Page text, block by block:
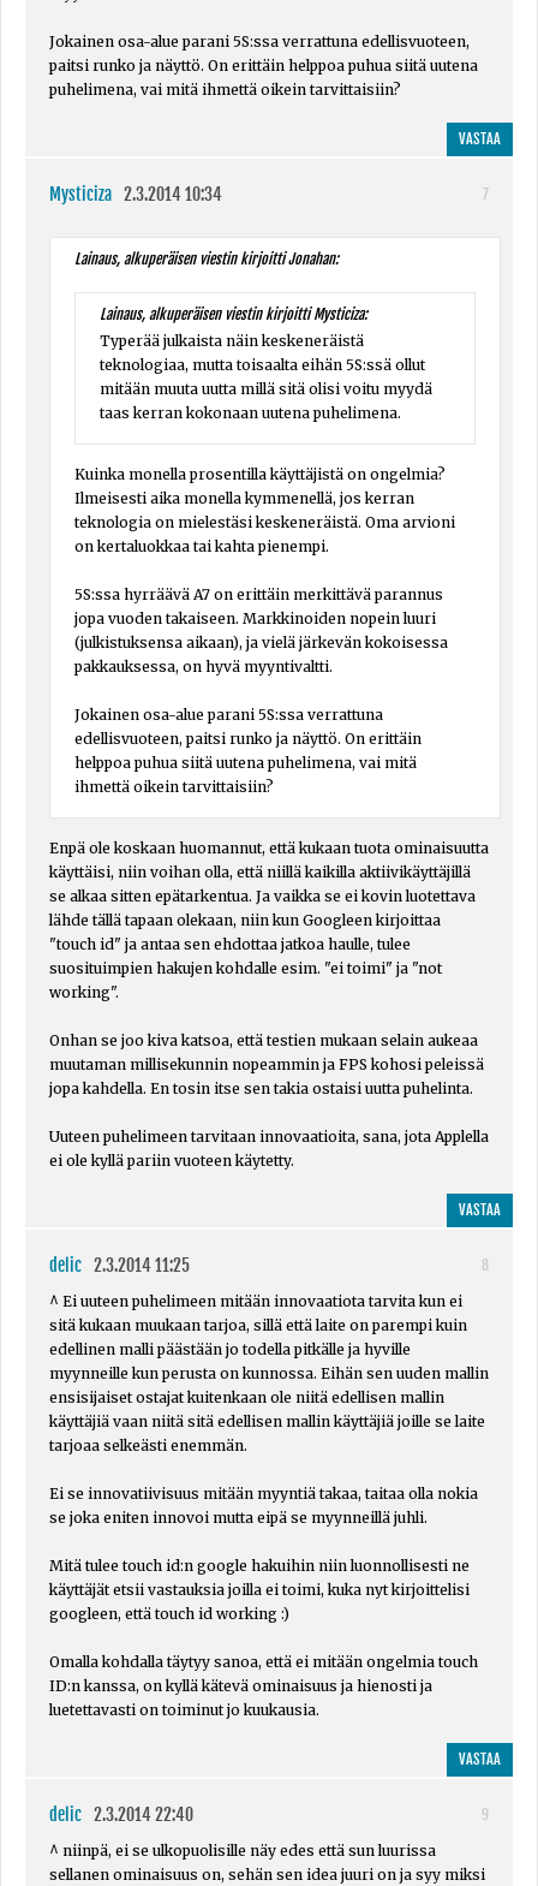
Jokainen osa-alue parani 5S:ssa verrattuna edellisvuoteen,
paitsi runko ja näyttö. On erittäin helppoa puhua siitä uutena
puhelimena, vai mitä ihmettä oikein tarvittaisiin?
VASTAA
Mysticiza 2.3.2014 10:34 7
Lainaus, alkuperäisen viestin kirjoitti Jonahan:
Lainaus, alkuperäisen viestin kirjoitti Mysticiza:
Typerää julkaista näin keskeneräistä
teknologiaa, mutta toisaalta eihän 5S:ssä ollut
mitään muuta uutta millä sitä olisi voitu myydä
taas kerran kokonaan uutena puhelimena.
Kuinka monella prosentilla käyttäjistä on ongelmia?
Ilmeisesti aika monella kymmenellä, jos kerran
teknologia on mielestäsi keskeneräistä. Oma arvioni
on kertaluokkaa tai kahta pienempi.
5S:ssa hyrräävä A7 on erittäin merkittävä parannus
jopa vuoden takaiseen. Markkinoiden nopein luuri
(julkistuksensa aikaan), ja vielä järkevän kokoisessa
pakkauksessa, on hyvä myyntivaltti.
Jokainen osa-alue parani 5S:ssa verrattuna
edellisvuoteen, paitsi runko ja näyttö. On erittäin
helppoa puhua siitä uutena puhelimena, vai mitä
ihmettä oikein tarvittaisiin?
Enpä ole koskaan huomannut, että kukaan tuota ominaisuutta
käyttäisi, niin voihan olla, että niillä kaikilla aktiivikäyttäjillä
se alkaa sitten epätarkentua. Ja vaikka se ei kovin luotettava
lähde tällä tapaan olekaan, niin kun Googleen kirjoittaa
"touch id" ja antaa sen ehdottaa jatkoa haulle, tulee
suosituimpien hakujen kohdalle esim. "ei toimi" ja "not
working".
Onhan se joo kiva katsoa, että testien mukaan selain aukeaa
muutaman millisekunnin nopeammin ja FPS kohosi peleissä
jopa kahdella. En tosin itse sen takia ostaisi uutta puhelinta.
Uuteen puhelimeen tarvitaan innovaatioita, sana, jota Applella
ei ole kyllä pariin vuoteen käytetty.
VASTAA
delic 2.3.2014 11:25
8
^ Ei uuteen puhelimeen mitään innovaatiota tarvita kun ei
sitä kukaan muukaan tarjoa, sillä että laite on parempi kuin
edellinen malli päästään jo todella pitkälle ja hyville
myynneille kun perusta on kunnossa. Eihän sen uuden mallin
ensisijaiset ostajat kuitenkaan ole niitä edellisen mallin
käyttäjiä vaan niitä sitä edellisen mallin käyttäjiä joille se laite
tarjoaa selkeästi enemmän.
Ei se innovatiivisuus mitään myyntiä takaa, taitaa olla nokia
se joka eniten innovoi mutta eipä se myynneillä juhli.
Mitä tulee touch id:n google hakuihin niin luonnollisesti ne
käyttäjät etsii vastauksia joilla ei toimi, kuka nyt kirjoittelisi
googleen, että touch id working :)
Omalla kohdalla täytyy sanoa, että ei mitään ongelmia touch
ID:n kanssa, on kyllä kätevä ominaisuus ja hienosti ja
luetettavasti on toiminut jo kuukausia.
VASTAA
delic 2.3.2014 22:40
9
^ niinpä, ei se ulkopuolisille näy edes että sun luurissa
sellanen ominaisuus on, sehän sen idea juuri on ja syy miksi